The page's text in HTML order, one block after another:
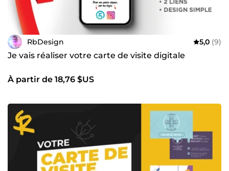
RbDesign 5,0 (9)
Je vais réaliser votre carte de visite digitale
À partir de 18,76 $US